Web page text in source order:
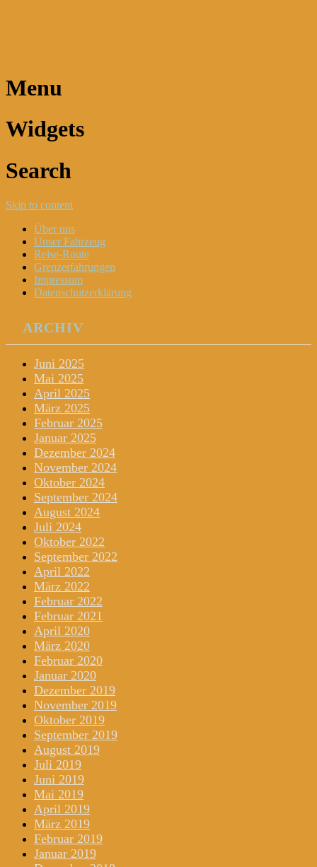
Menu
Widgets
Search
Skip to content
Über uns
Unser Fahrzeug
Reise-Route
Grenzerfahrungen
Impressum
Datenschutzerklärung
ARCHIV
Juni 2025
Mai 2025
April 2025
März 2025
Februar 2025
Januar 2025
Dezember 2024
November 2024
Oktober 2024
September 2024
August 2024
Juli 2024
Oktober 2022
September 2022
April 2022
März 2022
Februar 2022
Februar 2021
April 2020
März 2020
Februar 2020
Januar 2020
Dezember 2019
November 2019
Oktober 2019
September 2019
August 2019
Juli 2019
Juni 2019
Mai 2019
April 2019
März 2019
Februar 2019
Januar 2019